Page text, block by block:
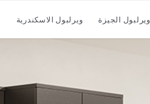
ويرلبول الجيزة ويرلبول الاسكندرية